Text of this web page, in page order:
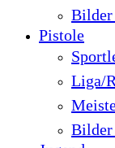
Bilder
Pistole
Liga/
Bilder